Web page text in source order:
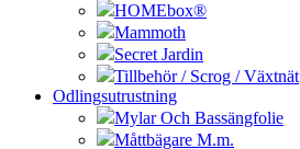
HOMEbox®
Mammoth
Secret Jardin
Tillbehör / Scrog / Växtnät
Odlingsutrustning
Mylar Och Bassängfolie
Måttbägare M.m.